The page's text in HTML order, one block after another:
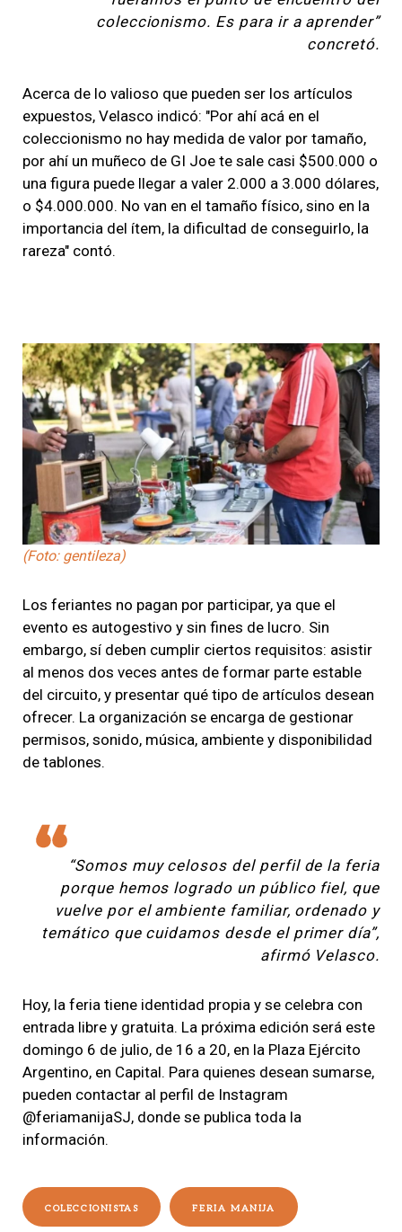
coleccionismo. Es para ir a aprender”
concretó.
Acerca de lo valioso que pueden ser los artículos
expuestos, Velasco indicó: "Por ahí acá en el
coleccionismo no hay medida de valor por tamaño,
por ahí un muñeco de GI Joe te sale casi $500.000 o
una figura puede llegar a valer 2.000 a 3.000 dólares,
o $4.000.000. No van en el tamaño físico, sino en la
importancia del ítem, la dificultad de conseguirlo, la
rareza" contó.
(Foto: gentileza)
Los feriantes no pagan por participar, ya que el
evento es autogestivo y sin fines de lucro. Sin
embargo, sí deben cumplir ciertos requisitos: asistir
al menos dos veces antes de formar parte estable
del circuito, y presentar qué tipo de artículos desean
ofrecer. La organización se encarga de gestionar
permisos, sonido, música, ambiente y disponibilidad
de tablones.
“Somos muy celosos del perfil de la feria
porque hemos logrado un público fiel, que
vuelve por el ambiente familiar, ordenado y
temático que cuidamos desde el primer día”,
afirmó Velasco.
Hoy, la feria tiene identidad propia y se celebra con
entrada libre y gratuita. La próxima edición será este
domingo 6 de julio, de 16 a 20, en la Plaza Ejército
Argentino, en Capital. Para quienes desean sumarse,
pueden contactar al perfil de Instagram
@feriamanijaSJ, donde se publica toda la
información.
COLECCIONISTAS FERIA MANIJA